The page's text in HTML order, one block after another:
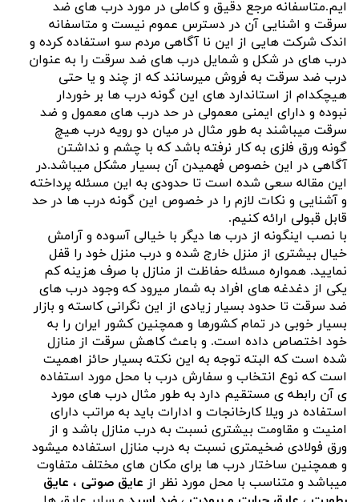
ایم.متاسفانه مرجع دقیق و کاملی در مورد درب های ضد
سرقت و اشنایی آن در دسترس عموم نیست و متاسفانه
اندک شرکت هایی از این نا آگاهی مردم سو استفاده کرده و
درب های در شکل و شمایل درب های ضد سرقت را به عنوان
درب ضد سرقت به فروش میرسانند که از چند و یا حتی
هیچکدام از استاندارد های این گونه درب ها بر خوردار
نبوده و دارای ایمنی معمولی در حد درب های معمول و ضد
سرقت میباشند به طور مثال در میان دو رویه درب هیچ
گونه ورق فلزی به کار نرفته باشد که با چشم و نداشتن
آگاهی در این خصوص فهمیدن آن بسیار مشکل میباشد.در
این مقاله سعی شده است تا حدودی به این مسئله پرداخته
و آشنایی و نکات لازم را در خصوص این گونه درب ها در حد
قابل قبولی ارائه کنیم.
با نصب اینگونه از درب ها دیگر با خیالی آسوده و آرامش
خیال بیشتری از منزل خارج شده و درب منزل خود را قفل
نمایید. همواره مسئله حفاظت از منازل با صرف هزینه کم
یکی از دغدغه های افراد به شمار میرود که وجود درب های
ضد سرقت تا حدود بسیار زیادی از این نگرانی کاسته و بازار
بسیار خوبی در تمام کشورها و همچنین کشور ایران را به
خود اختصاص داده است. و باعث کاهش سرقت از منازل
شده است که البته توجه به این نکته بسیار حائز اهمیت
است که نوع انتخاب و سفارش درب با محل مورد استفاده
ی آن رابطه ی مستقیم دارد به طور مثال درب های مورد
استفاده در ویلا کارخانجات و ادارات باید به مراتب دارای
امنیت و مقاومت بیشتری نسبت به درب منازل باشد و از
ورق فولادی ضخیمتری نسبت به درب منازل استفاده میشود
و همچنین ساختار درب ها برای مکان های مختلف متفاوت
میباشد و متناسب با محل مورد نظر از عایق صوتی ، عایق